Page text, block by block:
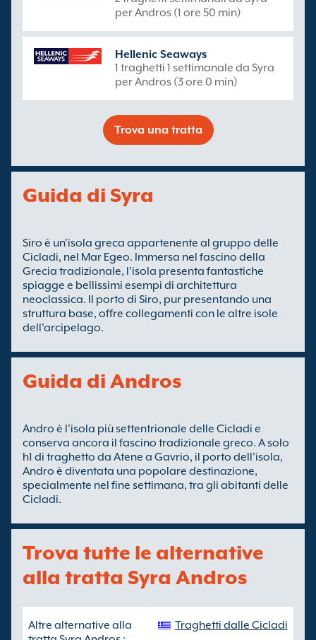
per Andros (1 ore 50 min)
Hellenic Seaways
1 traghetti 1 settimanale da Syra
per Andros (3 ore 0 min)
Trova una tratta
Guida di Syra
Siro è un'isola greca appartenente al gruppo delle
Cicladi, nel Mar Egeo. Immersa nel fascino della
Grecia tradizionale, l'isola presenta fantastiche
spiagge e bellissimi esempi di architettura
neoclassica. Il porto di Siro, pur presentando una
struttura base, offre collegamenti con le altre isole
dell'arcipelago.
Guida di Andros
Andro è l'isola più settentrionale delle Cicladi e
conserva ancora il fascino tradizionale greco. A solo
h1 di traghetto da Atene a Gavrio, il porto dell'isola,
Andro è diventata una popolare destinazione,
specialmente nel fine settimana, tra gli abitanti delle
Cicladi.
Trova tutte le alternative
alla tratta Syra Andros
Altre alternative alla
Traghetti dalle Cicladi